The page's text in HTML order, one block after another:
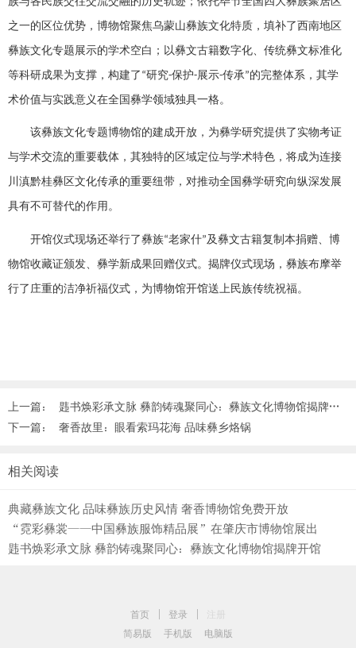
之一的区位优势，博物馆聚焦乌蒙山彝族文化特质，填补了西南地区
彝族文化专题展示的学术空白；以彝文古籍数字化、传统彝文标准化
等科研成果为支撑，构建了 “研究-保护-展示-传承”的完整体系，其学
术价值与实践意义在全国彝学领域独具一格。
该彝族文化专题博物馆的建成开放，为彝学研究提供了实物考证
与学术交流的重要载体，其独特的区域定位与学术特色，将成为连接
川滇黔桂彝区文化传承的重要纽带，对推动全国彝学研究向纵深发展
具有不可替代的作用。
开馆仪式现场还举行了彝族“老家什”及彝文古籍复制本捐赠、博
物馆收藏证颁发、彝学新成果回赠仪式。揭牌仪式现场，彝族布摩举
行了庄重的洁净祈福仪式，为博物馆开馆送上民族传统祝福。
上一篇：
韪书焕彩承文脉 彝韵铸魂聚同心：彝族文化博物馆揭牌开馆
下一篇：
奢香故里：眼看索玛花海 品味彝乡烙锅
相关阅读
典藏彝族文化 品味彝族历史风情 奢香博物馆免费开放
“霓彩彝裳——中国彝族服饰精品展”在肇庆市博物馆展出
韪书焕彩承文脉 彝韵铸魂聚同心：彝族文化博物馆揭牌开馆
首页 登录
简易版
手机版 电脑版